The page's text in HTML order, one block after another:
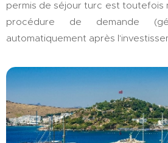
permis de séjour turc est toutefois
procédure de demande
automatiquement après